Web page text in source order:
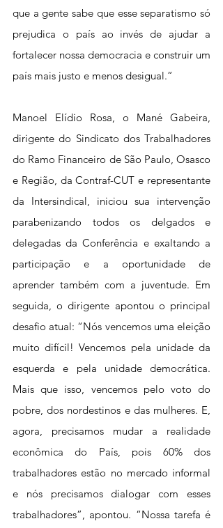
que a gente sabe que esse separatismo só
prejudica o país ao invés de ajudar a
fortalecer nossa democracia e construir um
país mais justo e menos desigual.”
Manoel Elídio Rosa, o Mané Gabeira,
dirigente do Sindicato dos Trabalhadores
do Ramo Financeiro de São Paulo, Osasco
e Região, da Contraf-CUT e representante
da Intersindical, iniciou sua intervenção
parabenizando todos os delgados e
delegadas da Conferência e exaltando a
participação e a oportunidade de
aprender também com a juventude. Em
seguida, o dirigente apontou o principal
desafio atual: “Nós vencemos uma eleição
muito difícil! Vencemos pela unidade da
esquerda e pela unidade democrática.
Mais que isso, vencemos pelo voto do
pobre, dos nordestinos e das mulheres. E,
agora, precisamos mudar a realidade
econômica do País, pois 60% dos
trabalhadores estão no mercado informal
e nós precisamos dialogar com esses
trabalhadores”, apontou. “Nossa tarefa é